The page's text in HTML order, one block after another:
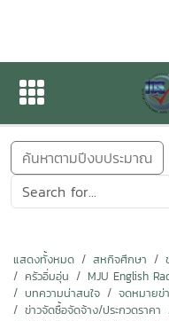
ข่าวสารกิจกร
ค้นหาตามปีงบประมาณ
แสดงทั้งหมด สหกิจศึกษา
ครัวอิ่มอุ่น
MJU English
บทความน่าสนใจ
จดหมายข่
ข่าวจัดซื้อจัดจ้าง/ประกวดราคา